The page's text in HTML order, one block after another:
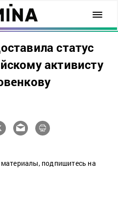
статус
активисту
подпишитесь на